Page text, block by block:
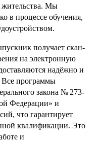
жительства. Мы
в процессе обучения,
получает скан-
на электронную
надёжно и
Все программы
закона № 273-
Федерации» и
что гарантирует
квалификации. Это
и